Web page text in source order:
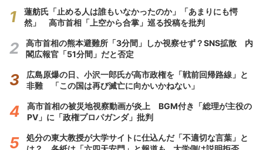
蓮舫氏「止める人は誰もいなかったのか」「あまりにも愕
然」 高市首相「上空から合掌」巡る投稿を批判
高市首相の熊本避難所「3分間」しか視察せず？SNS拡散 内
閣広報官「51分間」だと否定
広島原爆の日、小沢一郎氏が高市政権を「戦前回帰路線」と
非難 「この国は再び滅亡に向かいかねない」
高市首相の被災地視察動画が炎上 BGM付き「総理が主役の
PV」に「政権プロパガンダ」批判
処分の東大教授が大学サイトに仕込んだ「不適切な言葉」と